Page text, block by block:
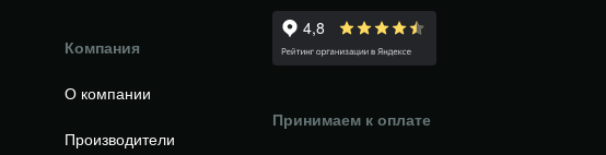
Компания
О компании
Производители
Принимаем к оплате